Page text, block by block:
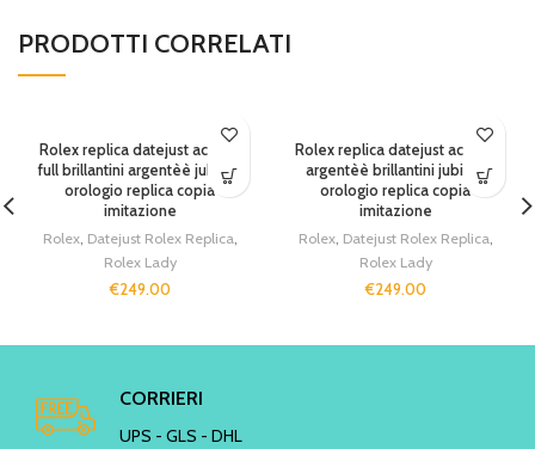
PRODOTTI CORRELATI
Rolex replica datejust acciaio
full brillantini argentèè jubilèè
orologio replica copia
imitazione
Rolex, Datejust Rolex Replica,
Rolex Lady
€249.00
Rolex replica datejust acciaio
argentèè brillantini jubilèè
orologio replica copia
imitazione
Rolex, Datejust Rolex Replica,
Rolex Lady
€249.00
CORRIERI
UPS - GLS - DHL